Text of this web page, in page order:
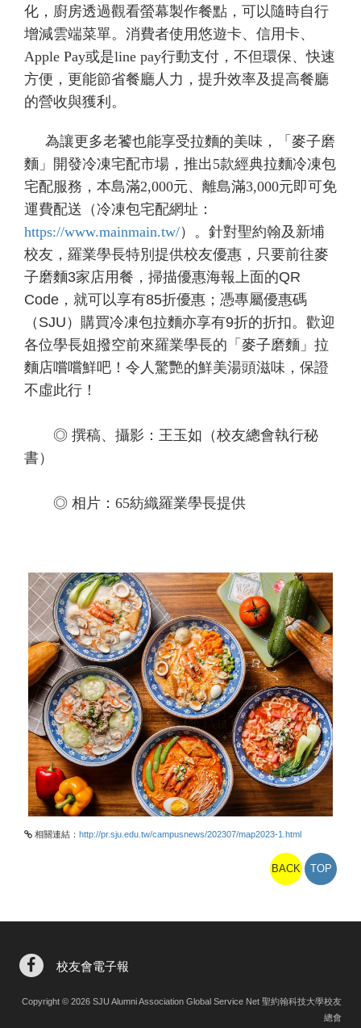
化，廚房透過觀看螢幕製作餐點，可以隨時自行
增減雲端菜單。消費者使用悠遊卡、信用卡、
Apple Pay或是line pay行動支付，不但環保、快速
方便，更能節省餐廳人力，提升效率及提高餐廳
的營收與獲利。
為讓更多老饕也能享受拉麵的美味，「麥子磨
麵」開發冷凍宅配市場，推出5款經典拉麵冷凍包
宅配服務，本島滿2,000元、離島滿3,000元即可免
運費配送（冷凍包宅配網址：
https://www.mainmain.tw/）。針對聖約翰及新埔
校友，羅業學長特別提供校友優惠，只要前往麥
子磨麵3家店用餐，掃描優惠海報上面的QR
Code，就可以享有85折優惠；憑專屬優惠碼
（SJU）購買冷凍包拉麵亦享有9折的折扣。歡迎
各位學長姐撥空前來羅業學長的「麥子磨麵」拉
麵店嚐嚐鮮吧！令人驚艷的鮮美湯頭滋味，保證
不虛此行！
◎ 撰稿、攝影：王玉如（校友總會執行秘
書）
◎ 相片：65紡織羅業學長提供
相關連結： http://pr.sju.edu.tw/campusnews/202307/map2023-1.html
BACK TOP
校友會電子報
Copyright © 2026 SJU Alumni Association Global Service Net 聖約翰科技大學校友
總會